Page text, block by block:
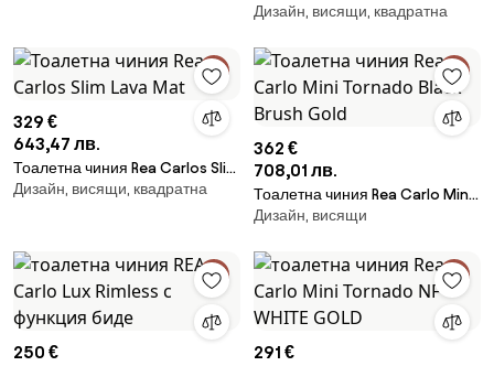
Cubik Mini Tornado
Дизайн, висящи, квадратна
329 €
643,47 лв.
Тоалетна чиния Rea Carlos Slim
Lava Mat
Дизайн, висящи, квадратна
362 €
708,01 лв.
Тоалетна чиния Rea Carlo Mini
Tornado Black Brush Gold
Дизайн, висящи
250 €
291 €